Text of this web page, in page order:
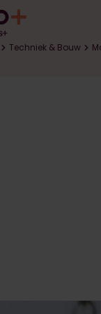
inhoud gaan
Techniek & Bouw